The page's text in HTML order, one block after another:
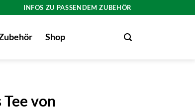
INFOS ZU PASSENDEM ZUBEHÖR
Shop
von